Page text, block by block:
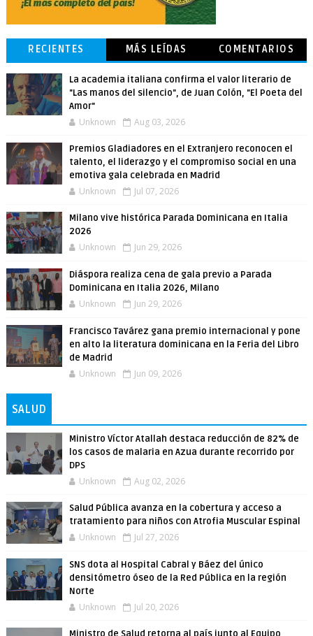
RECIENTES MÁS LEÍDAS COMENTARIOS
La academia italiana confirma el valor literario de
"Las manos del silencio", de Juan Colón, "El Poeta del
Amor"
Unknown Aug 03, 2026
Premios Gladiadores en el Extranjero reconocen el
talento, el liderazgo y el compromiso social en una
emotiva gala celebrada en Madrid
Unknown Jul 07, 2026
Milano vive histórica Parada Dominicana en Italia
2026
Unknown Jun 29, 2026
Diáspora realiza cena de gala previo a Parada
Dominicana en Italia 2026, Milano
Unknown Jun 29, 2026
Francisco Tavárez gana premio internacional y pone
en alto la literatura dominicana en la Feria del Libro
de Madrid
Unknown Jun 09, 2026
SALUD
Ministro Víctor Atallah destaca reducción de 82% de
los casos de malaria en Azua durante recorrido por
DPS
Unknown Aug 02, 2026
Salud Pública avanza en la cobertura y acceso a
tratamiento para niños con Atrofia Muscular Espinal
Unknown Jul 27, 2026
SNS dota al Hospital Cabral y Báez del único
densitómetro óseo de la Red Pública en la región
Norte
Unknown Jul 20, 2026